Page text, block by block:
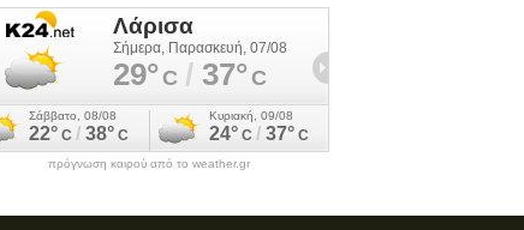
πρόγνωση καιρού από το weather.gr